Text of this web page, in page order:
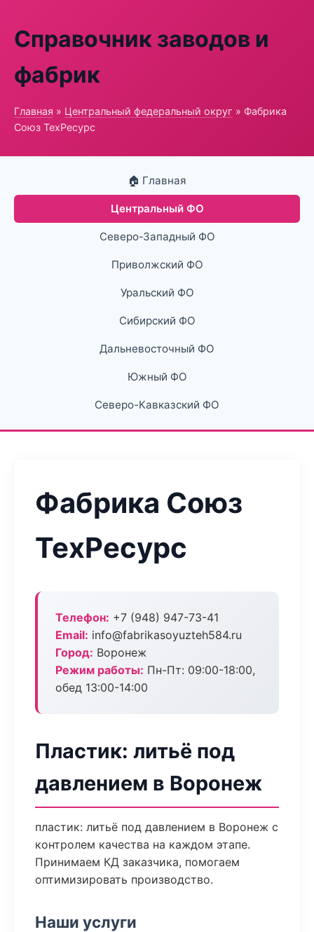
Справочник заводов и
фабрик
Главная » Центральный федеральный округ » Фабрика
Союз ТехРесурс
🏠 Главная
Центральный ФО
Северо-Западный ФО
Приволжский ФО
Уральский ФО
Сибирский ФО
Дальневосточный ФО
Южный ФО
Северо-Кавказский ФО
Фабрика Союз
ТехРесурс
Телефон: +7 (948) 947-73-41
Email: info@fabrikasoyuzteh584.ru
Город: Воронеж
Режим работы: Пн-Пт: 09:00-18:00,
обед 13:00-14:00
Пластик: литьё под
давлением в Воронеж
пластик: литьё под давлением в Воронеж с
контролем качества на каждом этапе.
Принимаем КД заказчика, помогаем
оптимизировать производство.
Наши услуги